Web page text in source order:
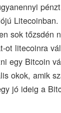
sok tőzsdén
ot litecoinra
egy Bitcoin
okok, amik
jó ideig a